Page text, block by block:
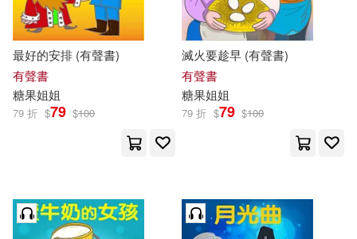
最好的安排 (有聲書)
有聲書
糖果姐姐
79 折 $79 $100
滅火要趁早 (有聲書)
有聲書
糖果姐姐
79 折 $79 $100